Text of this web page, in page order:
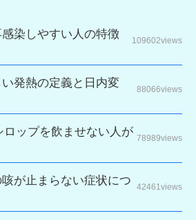
染しやすい人の特徴
109602views
発熱の定義と日内変
88066views
ロップを飲ませない人が 78989views
が止まらない症状につ
42461views